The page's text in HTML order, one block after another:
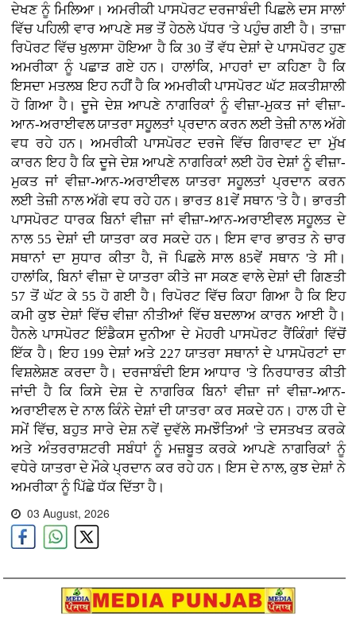
ਦੇਖਣ ਨੂੰ ਮਿਲਿਆ। ਅਮਰੀਕੀ ਪਾਸਪੋਰਟ ਦਰਜਾਬੰਦੀ ਪਿਛਲੇ ਦਸ ਸਾਲਾਂ
ਵਿੱਚ ਪਹਿਲੀ ਵਾਰ ਆਪਣੇ ਸਭ ਤੋਂ ਹੇਠਲੇ ਪੱਧਰ 'ਤੇ ਪਹੁੰਚ ਗਈ ਹੈ। ਤਾਜ਼ਾ
ਰਿਪੋਰਟ ਵਿੱਚ ਖੁਲਾਸਾ ਹੋਇਆ ਹੈ ਕਿ 30 ਤੋਂ ਵੱਧ ਦੇਸ਼ਾਂ ਦੇ ਪਾਸਪੋਰਟ ਹੁਣ
ਅਮਰੀਕਾ ਨੂੰ ਪਛਾੜ ਗਏ ਹਨ। ਹਾਲਾਂਕਿ, ਮਾਹਰਾਂ ਦਾ ਕਹਿਣਾ ਹੈ ਕਿ
ਇਸਦਾ ਮਤਲਬ ਇਹ ਨਹੀਂ ਹੈ ਕਿ ਅਮਰੀਕੀ ਪਾਸਪੋਰਟ ਘੱਟ ਸ਼ਕਤੀਸ਼ਾਲੀ
ਹੋ ਗਿਆ ਹੈ। ਦੂਜੇ ਦੇਸ਼ ਆਪਣੇ ਨਾਗਰਿਕਾਂ ਨੂੰ ਵੀਜ਼ਾ-ਮੁਕਤ ਜਾਂ ਵੀਜ਼ਾ-
ਆਨ-ਅਰਾਈਵਲ ਯਾਤਰਾ ਸਹੂਲਤਾਂ ਪ੍ਰਦਾਨ ਕਰਨ ਲਈ ਤੇਜ਼ੀ ਨਾਲ ਅੱਗੇ
ਵਧ ਰਹੇ ਹਨ। ਅਮਰੀਕੀ ਪਾਸਪੋਰਟ ਦਰਜੇ ਵਿੱਚ ਗਿਰਾਵਟ ਦਾ ਮੁੱਖ
ਕਾਰਨ ਇਹ ਹੈ ਕਿ ਦੂਜੇ ਦੇਸ਼ ਆਪਣੇ ਨਾਗਰਿਕਾਂ ਲਈ ਹੋਰ ਦੇਸ਼ਾਂ ਨੂੰ ਵੀਜ਼ਾ-
ਮੁਕਤ ਜਾਂ ਵੀਜ਼ਾ-ਆਨ-ਅਰਾਈਵਲ ਯਾਤਰਾ ਸਹੂਲਤਾਂ ਪ੍ਰਦਾਨ ਕਰਨ
ਲਈ ਤੇਜ਼ੀ ਨਾਲ ਅੱਗੇ ਵਧ ਰਹੇ ਹਨ। ਭਾਰਤ 81ਵੇਂ ਸਥਾਨ 'ਤੇ ਹੈ। ਭਾਰਤੀ
ਪਾਸਪੋਰਟ ਧਾਰਕ ਬਿਨਾਂ ਵੀਜ਼ਾ ਜਾਂ ਵੀਜ਼ਾ-ਆਨ-ਅਰਾਈਵਲ ਸਹੂਲਤ ਦੇ
ਨਾਲ 55 ਦੇਸ਼ਾਂ ਦੀ ਯਾਤਰਾ ਕਰ ਸਕਦੇ ਹਨ। ਇਸ ਵਾਰ ਭਾਰਤ ਨੇ ਚਾਰ
ਸਥਾਨਾਂ ਦਾ ਸੁਧਾਰ ਕੀਤਾ ਹੈ, ਜੋ ਪਿਛਲੇ ਸਾਲ 85ਵੇਂ ਸਥਾਨ 'ਤੇ ਸੀ।
ਹਾਲਾਂਕਿ, ਬਿਨਾਂ ਵੀਜ਼ਾ ਦੇ ਯਾਤਰਾ ਕੀਤੇ ਜਾ ਸਕਣ ਵਾਲੇ ਦੇਸ਼ਾਂ ਦੀ ਗਿਣਤੀ
57 ਤੋਂ ਘੱਟ ਕੇ 55 ਹੋ ਗਈ ਹੈ। ਰਿਪੋਰਟ ਵਿੱਚ ਕਿਹਾ ਗਿਆ ਹੈ ਕਿ ਇਹ
ਕਮੀ ਕੁਝ ਦੇਸ਼ਾਂ ਵਿੱਚ ਵੀਜ਼ਾ ਨੀਤੀਆਂ ਵਿੱਚ ਬਦਲਾਅ ਕਾਰਨ ਆਈ ਹੈ।
ਹੈਨਲੇ ਪਾਸਪੋਰਟ ਇੰਡੈਕਸ ਦੁਨੀਆ ਦੇ ਮੋਹਰੀ ਪਾਸਪੋਰਟ ਰੈਂਕਿੰਗਾਂ ਵਿੱਚੋਂ
ਇੱਕ ਹੈ। ਇਹ 199 ਦੇਸ਼ਾਂ ਅਤੇ 227 ਯਾਤਰਾ ਸਥਾਨਾਂ ਦੇ ਪਾਸਪੋਰਟਾਂ ਦਾ
ਵਿਸ਼ਲੇਸ਼ਣ ਕਰਦਾ ਹੈ। ਦਰਜਾਬੰਦੀ ਇਸ ਆਧਾਰ 'ਤੇ ਨਿਰਧਾਰਤ ਕੀਤੀ
ਜਾਂਦੀ ਹੈ ਕਿ ਕਿਸੇ ਦੇਸ਼ ਦੇ ਨਾਗਰਿਕ ਬਿਨਾਂ ਵੀਜ਼ਾ ਜਾਂ ਵੀਜ਼ਾ-ਆਨ-
ਅਰਾਈਵਲ ਦੇ ਨਾਲ ਕਿੰਨੇ ਦੇਸ਼ਾਂ ਦੀ ਯਾਤਰਾ ਕਰ ਸਕਦੇ ਹਨ। ਹਾਲ ਹੀ ਦੇ
ਸਮੇਂ ਵਿੱਚ, ਬਹੁਤ ਸਾਰੇ ਦੇਸ਼ ਨਵੇਂ ਦੁਵੱਲੇ ਸਮਝੌਤਿਆਂ 'ਤੇ ਦਸਤਖਤ ਕਰਕੇ
ਅਤੇ ਅੰਤਰਰਾਸ਼ਟਰੀ ਸਬੰਧਾਂ ਨੂੰ ਮਜ਼ਬੂਤ ​​ਕਰਕੇ ਆਪਣੇ ਨਾਗਰਿਕਾਂ ਨੂੰ
ਵਧੇਰੇ ਯਾਤਰਾ ਦੇ ਮੌਕੇ ਪ੍ਰਦਾਨ ਕਰ ਰਹੇ ਹਨ। ਇਸ ਦੇ ਨਾਲ, ਕੁਝ ਦੇਸ਼ਾਂ ਨੇ
ਅਮਰੀਕਾ ਨੂੰ ਪਿੱਛੇ ਧੱਕ ਦਿੱਤਾ ਹੈ।
03 August, 2026